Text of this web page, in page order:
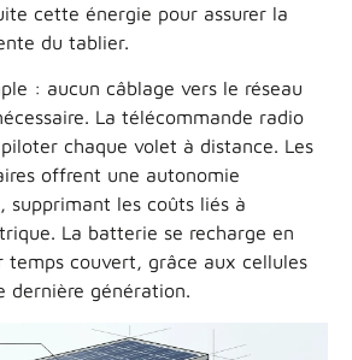
cette énergie pour assurer la
du tablier.
: aucun câblage vers le réseau
La télécommande radio
chaque volet à distance. Les
offrent une autonomie
supprimant les coûts liés à
La batterie se recharge en
temps couvert, grâce aux cellules
dernière génération.